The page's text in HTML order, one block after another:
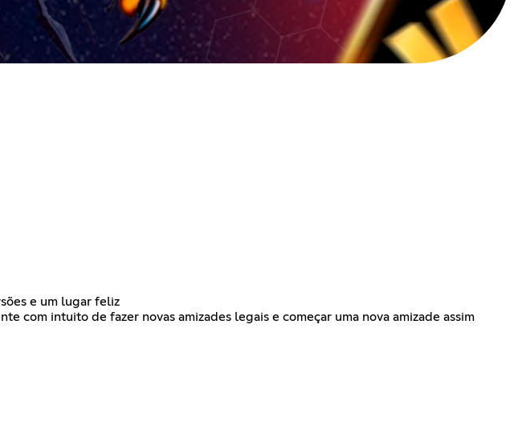
e um lugar feliz
com intuito de fazer novas amizades legais e começar uma nova amizade assim